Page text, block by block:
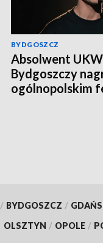
BYDGOSZCZ
Absolwent
Bydgoszczy
ogólnopolskim
/ BYDGOSZCZ /
OLSZTYN / OPOLE /